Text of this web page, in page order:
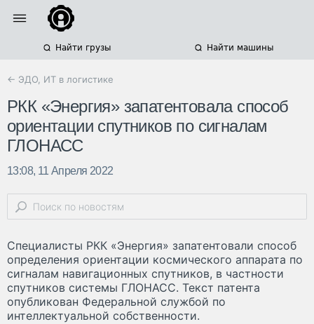
Найти грузы Найти машины
← ЭДО, ИТ в логистике
РКК «Энергия» запатентовала способ
ориентации спутников по сигналам
ГЛОНАСС
13:08, 11 Апреля 2022
Специалисты РКК «Энергия» запатентовали способ
определения ориентации космического аппарата по
сигналам навигационных спутников, в частности
спутников системы ГЛОНАСС. Текст патента
опубликован Федеральной службой по
интеллектуальной собственности.